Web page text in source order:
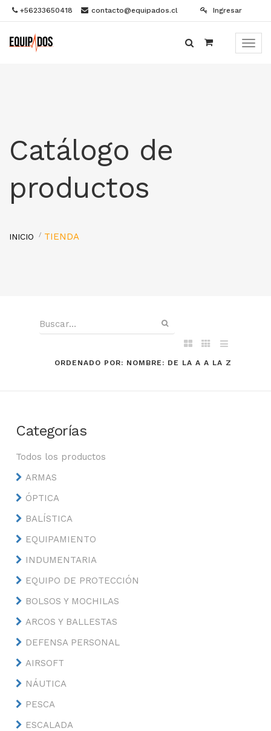
+56233650418 contacto@equipados.cl Ingresar
Menú
Catálogo de
productos
INICIO TIENDA
ORDENADO POR: NOMBRE: DE LA A A LA Z
Categorías
Todos los productos
ARMAS
ÓPTICA
BALÍSTICA
EQUIPAMIENTO
INDUMENTARIA
EQUIPO DE PROTECCIÓN
BOLSOS Y MOCHILAS
ARCOS Y BALLESTAS
DEFENSA PERSONAL
AIRSOFT
NÁUTICA
PESCA
ESCALADA